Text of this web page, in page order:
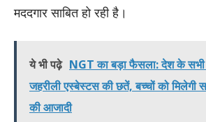
मददगार साबित हो रही है।
ये भी पढ़े NGT का बड़ा फैसला: देश के
जहरीली एस्बेस्टस की छतें, बच्चों को मिलेगी
की आजादी